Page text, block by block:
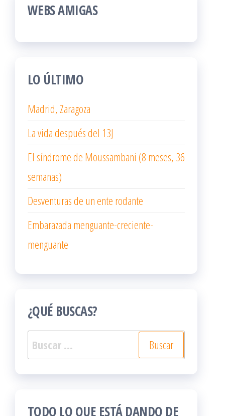
WEBS AMIGAS
LO ÚLTIMO
Madrid, Zaragoza
La vida después del 13J
El síndrome de Moussambani (8 meses, 36
semanas)
Desventuras de un ente rodante
Embarazada menguante-creciente-
menguante
¿QUÉ BUSCAS?
Buscar:
TODO LO QUE ESTÁ DANDO DE